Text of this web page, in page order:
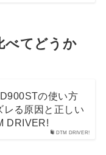
べてどうか
DTM DRIVER!
の使い方
レる原因と正しい
DRIVER!